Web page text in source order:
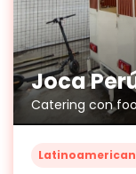
Joca
Catering con